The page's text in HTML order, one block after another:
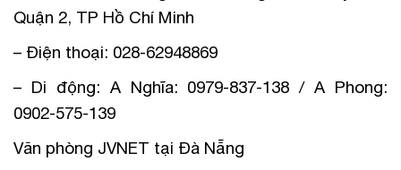
Quận 2, TP Hồ Chí Minh
– Điện thoại: 028-62948869
– Di động: A Nghĩa: 0979-837-138 / A Phong:
0902-575-139
Văn phòng JVNET tại Đà Nẵng